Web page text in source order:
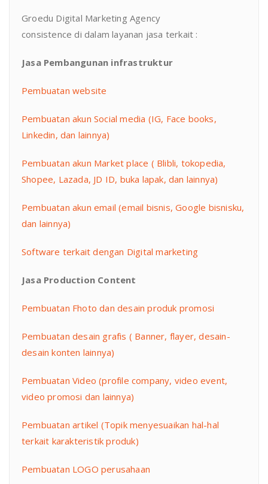
Groedu Digital Marketing Agency
consistence di dalam layanan jasa terkait :
Jasa Pembangunan infrastruktur
Pembuatan website
Pembuatan akun Social media (IG, Face books,
Linkedin, dan lainnya)
Pembuatan akun Market place ( Blibli, tokopedia,
Shopee, Lazada, JD ID, buka lapak, dan lainnya)
Pembuatan akun email (email bisnis, Google bisnisku,
dan lainnya)
Software terkait dengan Digital marketing
Jasa Production Content
Pembuatan Fhoto dan desain produk promosi
Pembuatan desain grafis ( Banner, flayer, desain-
desain konten lainnya)
Pembuatan Video (profile company, video event,
video promosi dan lainnya)
Pembuatan artikel (Topik menyesuaikan hal-hal
terkait karakteristik produk)
Pembuatan LOGO perusahaan